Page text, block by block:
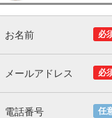
必
お名前
必
メールアドレス
任
電話番号